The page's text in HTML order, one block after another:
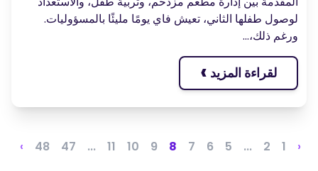
لوصول طفلها الثاني، تعيش فاي يومًا مليئًا بالمسؤوليات.
ورغم ذلك،...
لقراءة المزيد ›
‹
1
2
...
5
6
7
8
9
10
11
...
47
48
›